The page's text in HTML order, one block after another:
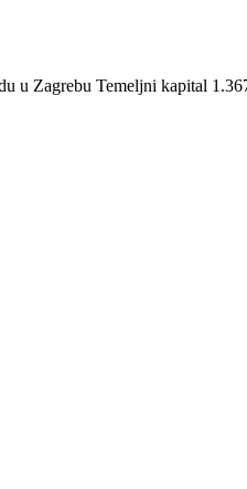
u Zagrebu Temeljni kapital